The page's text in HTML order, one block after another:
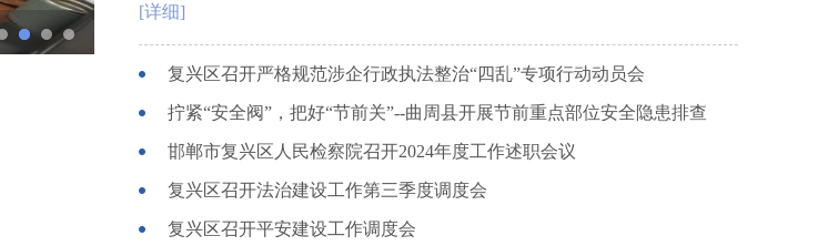
[详细]
复兴区召开严格规范涉企行政执法整治“四乱”专项行动动员会
拧紧“安全阀”，把好“节前关”--曲周县开展节前重点部位安全隐患排查
邯郸市复兴区人民检察院召开2024年度工作述职会议
复兴区召开法治建设工作第三季度调度会
复兴区召开平安建设工作调度会